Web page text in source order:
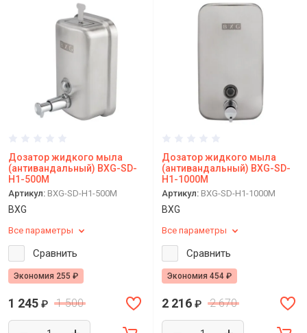
Дозатор жидкого мыла
(антивандальный) BXG-SD-
H1-500М
Артикул: BXG-SD-H1-500М
BXG
Все параметры
Сравнить
Экономия 255 ₽
1 245 ₽ 1 500
Дозатор жидкого мыла
(антивандальный) BXG-SD-
H1-1000М
Артикул: BXG-SD-H1-1000М
BXG
Все параметры
Сравнить
Экономия 454 ₽
2 216 ₽ 2 670